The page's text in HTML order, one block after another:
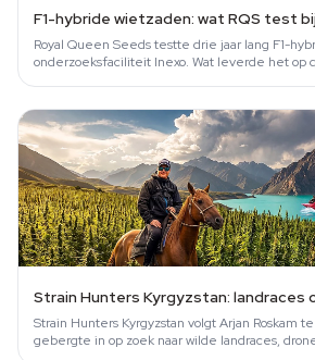
F1-hybride wietzaden: wat RQS test
Royal Queen Seeds testte drie jaar lang F1-
onderzoeksfaciliteit Inexo. Wat leverde het op
Strain Hunters Kyrgyzstan: landraces
Strain Hunters Kyrgyzstan volgt Arjan Roskam
gebergte in op zoek naar wilde landraces,